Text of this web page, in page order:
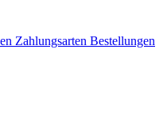
Zahlungsarten Bestellungen